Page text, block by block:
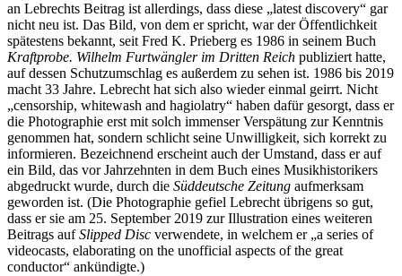
an Lebrechts Beitrag ist allerdings, dass diese „latest discovery“ gar
nicht neu ist. Das Bild, von dem er spricht, war der Öffentlichkeit
spätestens bekannt, seit Fred K. Prieberg es 1986 in seinem Buch
Kraftprobe. Wilhelm Furtwängler im Dritten Reich publiziert hatte,
auf dessen Schutzumschlag es außerdem zu sehen ist. 1986 bis 2019
macht 33 Jahre. Lebrecht hat sich also wieder einmal geirrt. Nicht
„censorship, whitewash and hagiolatry“ haben dafür gesorgt, dass er
die Photographie erst mit solch immenser Verspätung zur Kenntnis
genommen hat, sondern schlicht seine Unwilligkeit, sich korrekt zu
informieren. Bezeichnend erscheint auch der Umstand, dass er auf
ein Bild, das vor Jahrzehnten in dem Buch eines Musikhistorikers
abgedruckt wurde, durch die Süddeutsche Zeitung aufmerksam
geworden ist. (Die Photographie gefiel Lebrecht übrigens so gut,
dass er sie am 25. September 2019 zur Illustration eines weiteren
Beitrags aufSlipped Disc verwendete, in welchem er „a series of
videocasts, elaborating on the unofficial aspects of the great
conductor“ ankündigte.)